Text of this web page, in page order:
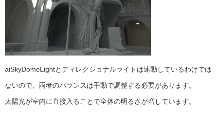
aiSkyDomeLightとディレクショナルライトは連動しているわけでは
ないので、両者のバランスは手動で調整する必要があります。
太陽光が室内に直接入ることで全体の明るさが増しています。